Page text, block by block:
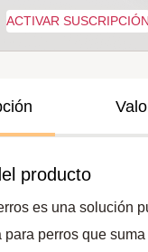
producto
es una solución
perros que